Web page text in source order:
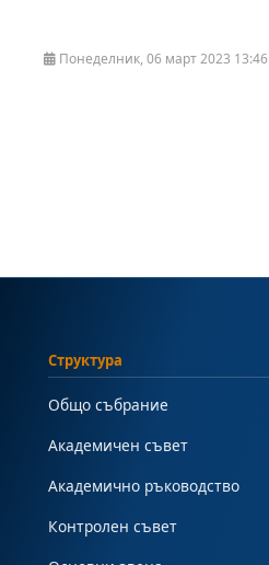
Понеделник, 06 март 2023 13:46
Структура
Общо събрание
Академичен съвет
Академично ръководство
Контролен съвет